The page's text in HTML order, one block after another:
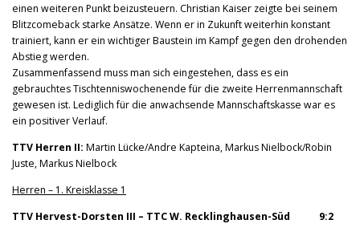
einen weiteren Punkt beizusteuern. Christian Kaiser zeigte bei seinem
Blitzcomeback starke Ansätze. Wenn er in Zukunft weiterhin konstant
trainiert, kann er ein wichtiger Baustein im Kampf gegen den drohenden
Abstieg werden.
Zusammenfassend muss man sich eingestehen, dass es ein
gebrauchtes Tischtenniswochenende für die zweite Herrenmannschaft
gewesen ist. Lediglich für die anwachsende Mannschaftskasse war es
ein positiver Verlauf.
TTV Herren II: Martin Lücke/Andre Kapteina, Markus Nielbock/Robin
Juste, Markus Nielbock
Herren – 1. Kreisklasse 1
TTV Hervest-Dorsten III – TTC W. Recklinghausen-Süd 9:2